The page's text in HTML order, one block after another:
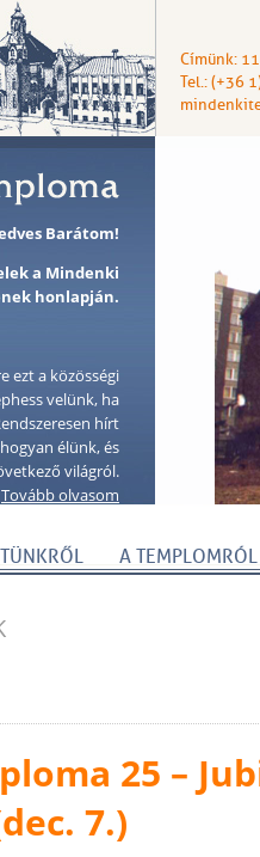
Címünk:
Tel.: (+36
Barátom!
a Mindenki
honlapján.
ezt a közösségi
velünk, ha
hírt
élünk, és
világról.
Tovább olvasom
A TEMPLOMRÓL
25 –
7.)